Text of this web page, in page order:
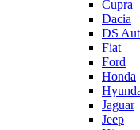
Cupra
Dacia
DS
Fiat
Ford
Honda
Jaguar
Jeep